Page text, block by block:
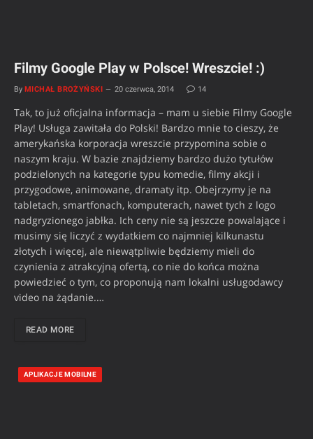
Filmy Google Play w Polsce! Wreszcie! :)
By MICHAŁ BROŻYŃSKI 20 czerwca, 2014 14
Tak, to już oficjalna informacja – mam u siebie Filmy Google
Play! Usługa zawitała do Polski! Bardzo mnie to cieszy, że
amerykańska korporacja wreszcie przypomina sobie o
naszym kraju. W bazie znajdziemy bardzo dużo tytułów
podzielonych na kategorie typu komedie, filmy akcji i
przygodowe, animowane, dramaty itp. Obejrzymy je na
tabletach, smartfonach, komputerach, nawet tych z logo
nadgryzionego jabłka. Ich ceny nie są jeszcze powalające i
musimy się liczyć z wydatkiem co najmniej kilkunastu
złotych i więcej, ale niewątpliwie będziemy mieli do
czynienia z atrakcyjną ofertą, co nie do końca można
powiedzieć o tym, co proponują nam lokalni usługodawcy
video na żądanie.…
READ MORE
APLIKACJE MOBILNE